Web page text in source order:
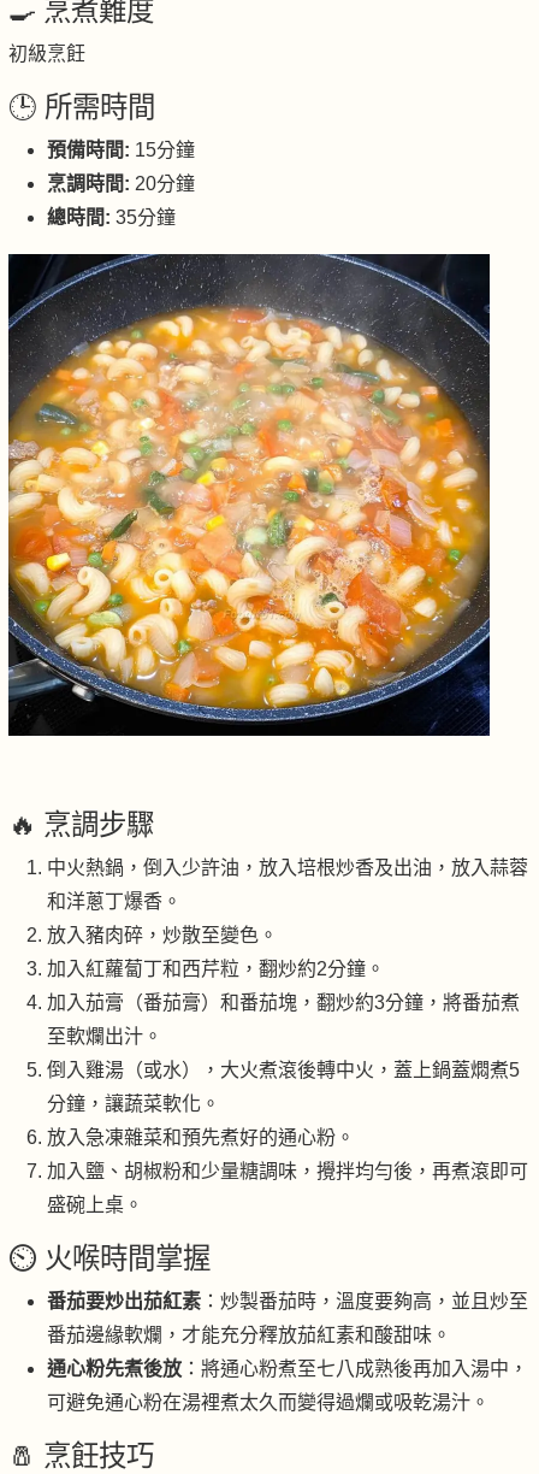
🍳 烹煮難度
初級烹飪
🕒 所需時間
預備時間: 15分鐘
烹調時間: 20分鐘
總時間: 35分鐘
🔥 烹調步驟
中火熱鍋，倒入少許油，放入培根炒香及出油，放入蒜蓉
和洋蔥丁爆香。
放入豬肉碎，炒散至變色。
加入紅蘿蔔丁和西芹粒，翻炒約2分鐘。
加入茄膏（番茄膏）和番茄塊，翻炒約3分鐘，將番茄煮
至軟爛出汁。
倒入雞湯（或水），大火煮滾後轉中火，蓋上鍋蓋燜煮5
分鐘，讓蔬菜軟化。
放入急凍雜菜和預先煮好的通心粉。
加入鹽、胡椒粉和少量糖調味，攪拌均勻後，再煮滾即可
盛碗上桌。
⏲️ 火喉時間掌握
番茄要炒出茄紅素 ：炒製番茄時，溫度要夠高，並且炒至
番茄邊緣軟爛，才能充分釋放茄紅素和酸甜味。
通心粉先煮後放 ：將通心粉煮至七八成熟後再加入湯中，
可避免通心粉在湯裡煮太久而變得過爛或吸乾湯汁。
🧂 烹飪技巧